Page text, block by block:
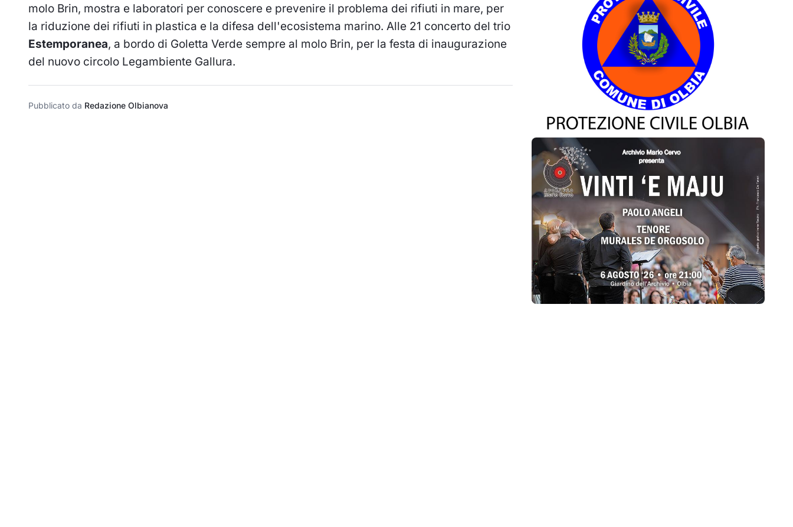
molo Brin, mostra e laboratori per conoscere e prevenire il problema dei rifiuti in mare, per
la riduzione dei rifiuti in plastica e la difesa dell'ecosistema marino. Alle 21 concerto del trio
Estemporanea, a bordo di Goletta Verde sempre al molo Brin, per la festa di inaugurazione
del nuovo circolo Legambiente Gallura.
Pubblicato da Redazione Olbianova